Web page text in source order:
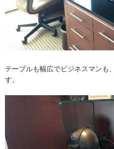
テーブルも幅広でビジネスマンも
す。